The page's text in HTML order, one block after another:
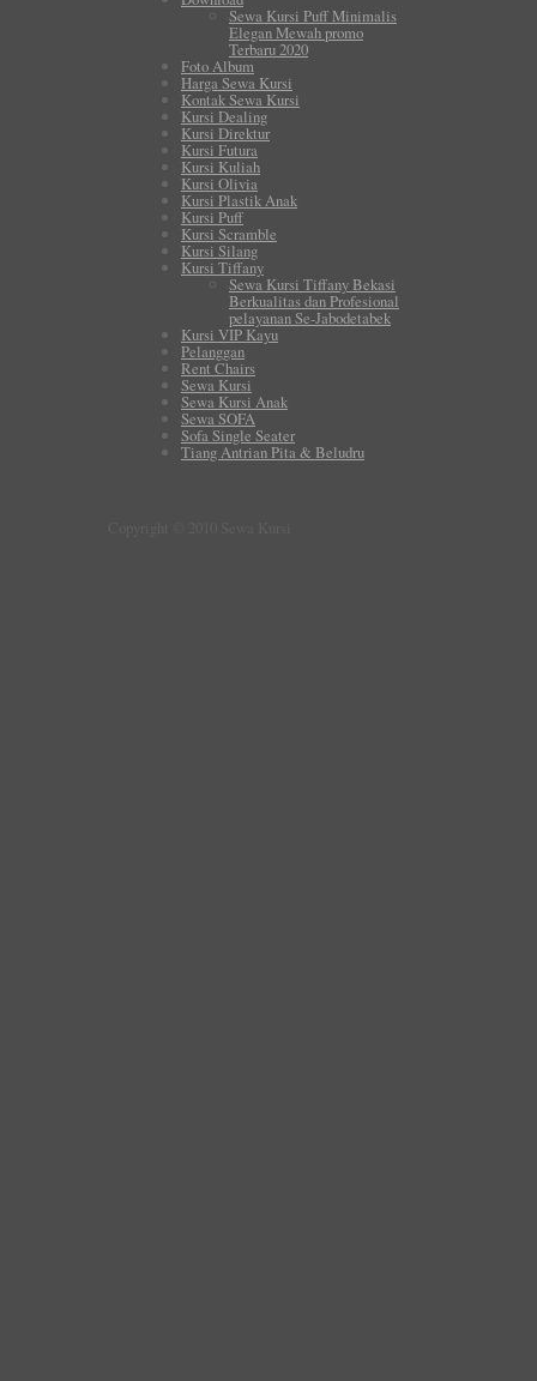
Sewa Kursi Puff Minimalis
Elegan Mewah promo
Terbaru 2020
Foto Album
Harga Sewa Kursi
Kontak Sewa Kursi
Kursi Dealing
Kursi Direktur
Kursi Futura
Kursi Kuliah
Kursi Olivia
Kursi Plastik Anak
Kursi Puff
Kursi Scramble
Kursi Silang
Kursi Tiffany
Sewa Kursi Tiffany Bekasi
Berkualitas dan Profesional
pelayanan Se-Jabodetabek
Kursi VIP Kayu
Pelanggan
Rent Chairs
Sewa Kursi
Sewa Kursi Anak
Sewa SOFA
Sofa Single Seater
Tiang Antrian Pita & Beludru